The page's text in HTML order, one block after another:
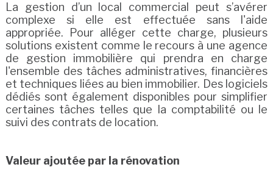
La gestion d’un local commercial peut s’avérer
complexe si elle est effectuée sans l'aide
appropriée. Pour alléger cette charge, plusieurs
solutions existent comme le recours à une agence
de gestion immobilière qui prendra en charge
l'ensemble des tâches administratives, financières
et techniques liées au bien immobilier. Des logiciels
dédiés sont également disponibles pour simplifier
certaines tâches telles que la comptabilité ou le
suivi des contrats de location.
Valeur ajoutée par la rénovation